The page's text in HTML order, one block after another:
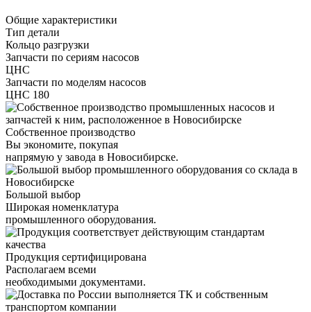
Общие характеристики
Тип детали
Кольцо разгрузки
Запчасти по сериям насосов
ЦНС
Запчасти по моделям насосов
ЦНС 180
Собственное производство
Вы экономите, покупая
напрямую у завода в Новосибирске.
Большой выбор
Широкая номенклатура
промышленного оборудования.
Продукция сертифицирована
Располагаем всеми
необходимыми документами.